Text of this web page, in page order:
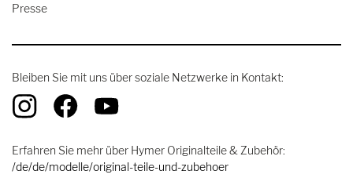
Presse
Bleiben Sie mit uns über soziale Netzwerke in Kontakt:
Erfahren Sie mehr über Hymer Originalteile & Zubehör:
/de/de/modelle/original-teile-und-zubehoer